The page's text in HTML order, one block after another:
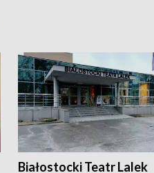
Białostocki Teatr Lalek